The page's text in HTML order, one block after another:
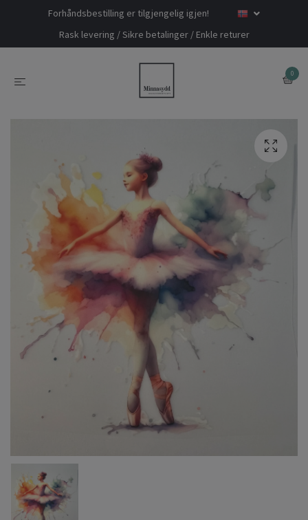
Forhåndsbestilling er tilgjengelig igjen!
Rask levering / Sikre betalinger / Enkle returer
0